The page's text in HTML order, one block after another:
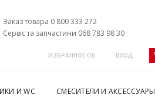
Заказ товара 0 800 333 272
Сервіс та запчастини 068 783 98 30
ИЗБРАННОЕ (0) ВХОД
И WC СМЕСИТЕЛИ И АКСЕССУАРЫ